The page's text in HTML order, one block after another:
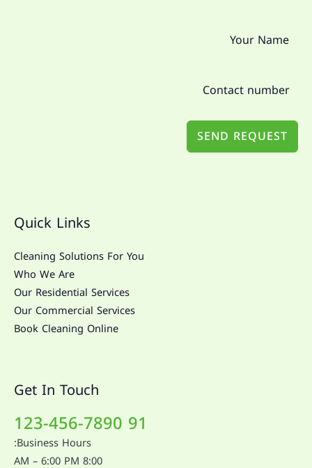
SEND REQUEST
Quick Links
Cleaning Solutions For You
Who We Are
Our Residential Services
Our Commercial Services
Book Cleaning Online
Get In Touch
91 123-456-7890
Business Hours:
8:00 AM – 6:00 PM